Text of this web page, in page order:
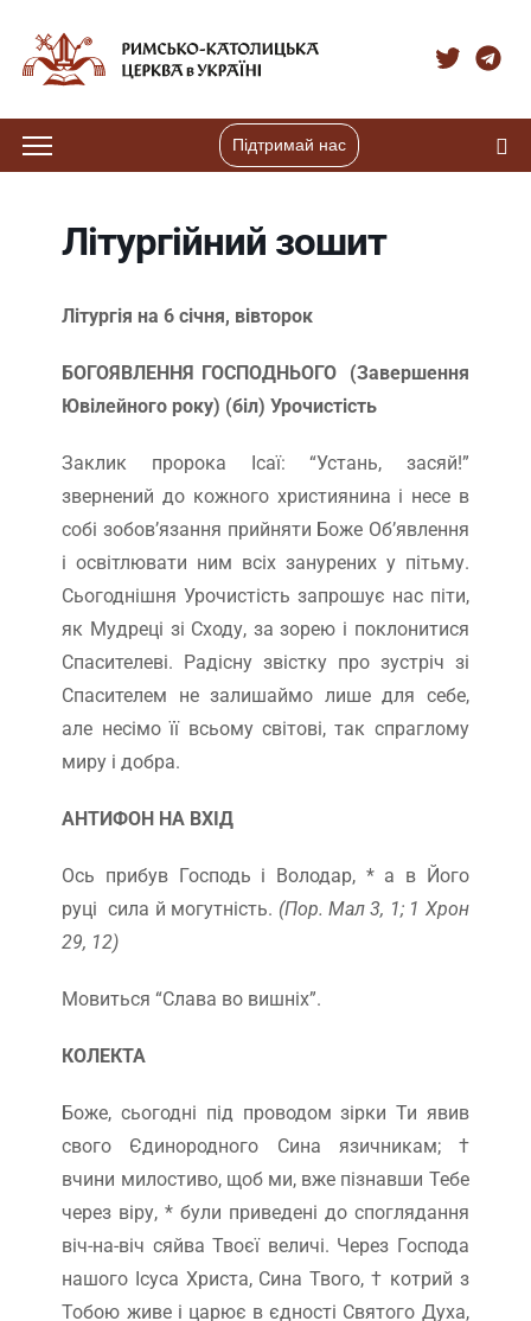
Підтримай нас
Літургійний зошит
Літургія на 6 січня, вівторок
БОГОЯВЛЕННЯ ГОСПОДНЬОГО (Завершення
Ювілейного року) (біл) Урочистість
Заклик пророка Ісаї: “Устань, засяй!”
звернений до кожного християнина і несе в
собі зобов’язання прийняти Боже Об’явлення
і освітлювати ним всіх занурених у пітьму.
Сьогоднішня Урочистість запрошує нас піти,
як Мудреці зі Сходу, за зорею і поклонитися
Спасителеві. Радісну звістку про зустріч зі
Спасителем не залишаймо лише для себе,
але несімо її всьому світові, так спраглому
миру і добра.
АНТИФОН НА ВХІД
Ось прибув Господь і Володар, * а в Його
руці сила й могутність. (Пор. Мал 3, 1; 1 Хрон
29, 12)
Мовиться “Слава во вишніх”.
КОЛЕКТА
Боже, сьогодні під проводом зірки Ти явив
свого Єдинородного Сина язичникам; †
вчини милостиво, щоб ми, вже пізнавши Тебе
через віру, * були приведені до споглядання
віч-на-віч сяйва Твоєї величі. Через Господа
нашого Ісуса Христа, Сина Твого, † котрий з
Тобою живе і царює в єдності Святого Духа,